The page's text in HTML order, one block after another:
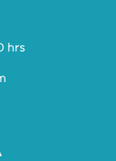
hrs